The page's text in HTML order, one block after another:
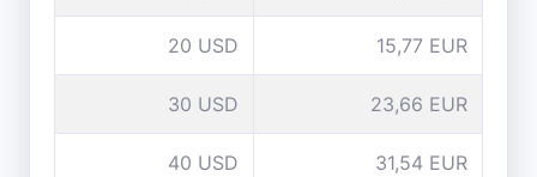
20 USD 15,77 EUR
30 USD 23,66 EUR
40 USD 31,54 EUR